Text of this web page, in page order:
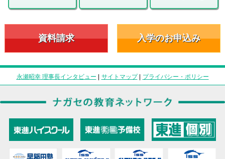
資料請求 入学のお申込み
永瀬昭幸 理事長インタビュー | サイトマップ| プライバシー・ポリシー